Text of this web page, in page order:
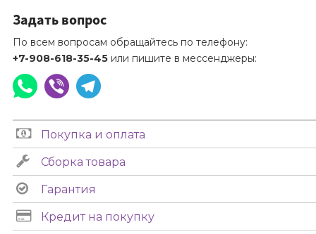
Задать вопрос
По всем вопросам обращайтесь по телефону:
+7-908-618-35-45 или пишите в мессенджеры:
Покупка и оплата
Сборка товара
Гарантия
Кредит на покупку